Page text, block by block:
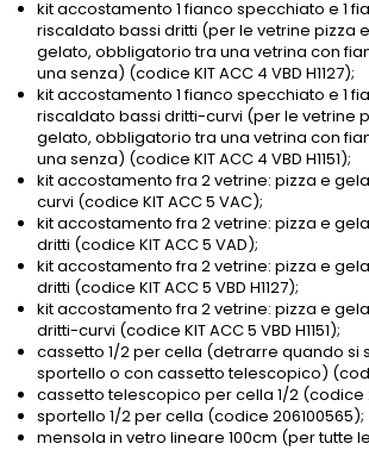
kit accostamento 1 fianco specchiato e 1
riscaldato bassi dritti (per le vetrine pizza e
gelato, obbligatorio tra una vetrina con
una senza) (codice KIT ACC 4 VBD H1127);
kit accostamento 1 fianco specchiato e 1
riscaldato bassi dritti-curvi (per le vetrine
gelato, obbligatorio tra una vetrina con
una senza) (codice KIT ACC 4 VBD H1151);
kit accostamento fra 2 vetrine: pizza e
curvi (codice KIT ACC 5 VAC);
kit accostamento fra 2 vetrine: pizza e
dritti (codice KIT ACC 5 VAD);
kit accostamento fra 2 vetrine: pizza e
dritti (codice KIT ACC 5 VBD H1127);
kit accostamento fra 2 vetrine: pizza e
dritti-curvi (codice KIT ACC 5 VBD H1151);
cassetto 1/2 per cella (detrarre quando si
sportello o con cassetto telescopico)
cassetto telescopico per cella 1/2 (codice
sportello 1/2 per cella (codice 206100565);
mensola in vetro lineare 100cm (per tutte